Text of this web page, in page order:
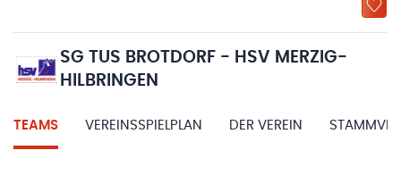
SG TUS BROTDORF - HSV MERZIG-
HILBRINGEN
TEAMS VEREINSSPIELPLAN DER VEREIN